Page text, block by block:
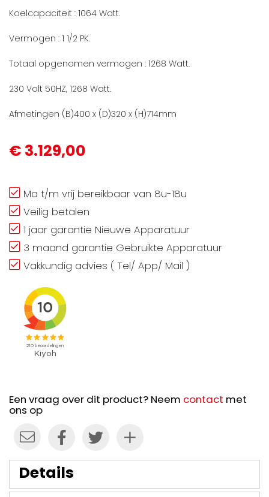
Koelcapaciteit : 1064 Watt.
Vermogen : 1 1/2 PK.
Totaal opgenomen vermogen : 1268 Watt.
230 Volt 50HZ, 1268 Watt.
Afmetingen (B)400 x (D)320 x (H)714mm
€ 3.129,00
Ma t/m vrij bereikbaar van 8u-18u
Veilig betalen
1 jaar garantie Nieuwe Apparatuur
3 maand garantie Gebruikte Apparatuur
Vakkundig advies ( Tel/ App/ Mail )
Een vraag over dit product? Neem contact met
ons op
Details